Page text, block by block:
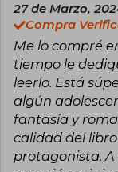
27 de Marzo,
Compra
Me lo compré
tiempo le
leerlo. Está
algún
fantasía y
calidad del
protagonista.